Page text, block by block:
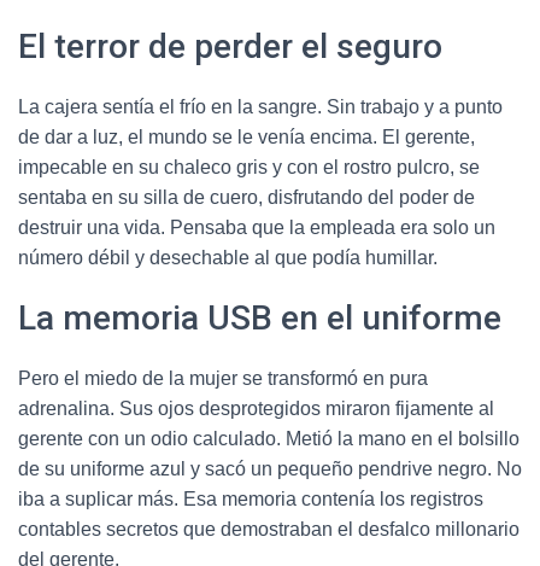
El terror de perder el seguro
La cajera sentía el frío en la sangre. Sin trabajo y a punto
de dar a luz, el mundo se le venía encima. El gerente,
impecable en su chaleco gris y con el rostro pulcro, se
sentaba en su silla de cuero, disfrutando del poder de
destruir una vida. Pensaba que la empleada era solo un
número débil y desechable al que podía humillar.
La memoria USB en el uniforme
Pero el miedo de la mujer se transformó en pura
adrenalina. Sus ojos desprotegidos miraron fijamente al
gerente con un odio calculado. Metió la mano en el bolsillo
de su uniforme azul y sacó un pequeño pendrive negro. No
iba a suplicar más. Esa memoria contenía los registros
contables secretos que demostraban el desfalco millonario
del gerente.